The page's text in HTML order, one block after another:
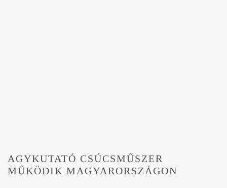
AGYKUTATÓ CSÚCSMŰSZER
MŰKÖDIK MAGYARORSZÁGON